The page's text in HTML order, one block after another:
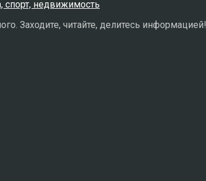
Заходите, читайте, делитесь информацией!